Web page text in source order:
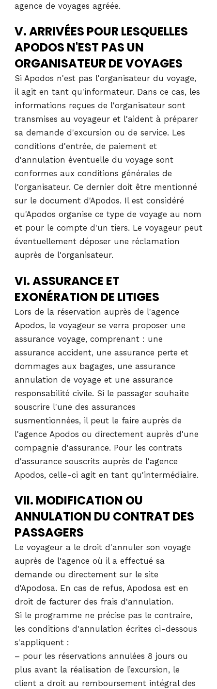
agence de voyages agréée.
V. ARRIVÉES POUR LESQUELLES
APODOS N'EST PAS UN
ORGANISATEUR DE VOYAGES
Si Apodos n'est pas l'organisateur du voyage,
il agit en tant qu'informateur. Dans ce cas, les
informations reçues de l'organisateur sont
transmises au voyageur et l'aident à préparer
sa demande d'excursion ou de service. Les
conditions d'entrée, de paiement et
d'annulation éventuelle du voyage sont
conformes aux conditions générales de
l'organisateur. Ce dernier doit être mentionné
sur le document d'Apodos. Il est considéré
qu'Apodos organise ce type de voyage au nom
et pour le compte d'un tiers. Le voyageur peut
éventuellement déposer une réclamation
auprès de l'organisateur.
VI. ASSURANCE ET
EXONÉRATION DE LITIGES
Lors de la réservation auprès de l'agence
Apodos, le voyageur se verra proposer une
assurance voyage, comprenant : une
assurance accident, une assurance perte et
dommages aux bagages, une assurance
annulation de voyage et une assurance
responsabilité civile. Si le passager souhaite
souscrire l'une des assurances
susmentionnées, il peut le faire auprès de
l'agence Apodos ou directement auprès d'une
compagnie d'assurance. Pour les contrats
d'assurance souscrits auprès de l'agence
Apodos, celle-ci agit en tant qu'intermédiaire.
VII. MODIFICATION OU
ANNULATION DU CONTRAT DES
PASSAGERS
Le voyageur a le droit d'annuler son voyage
auprès de l'agence où il a effectué sa
demande ou directement sur le site
d'Apodosa. En cas de refus, Apodosa est en
droit de facturer des frais d'annulation.
Si le programme ne précise pas le contraire,
les conditions d'annulation écrites ci-dessous
s'appliquent :
– pour les réservations annulées 8 jours ou
plus avant la réalisation de l’excursion, le
client a droit au remboursement intégral des